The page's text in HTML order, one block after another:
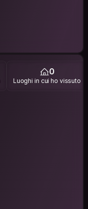
0
Luoghi in cui ho vissuto